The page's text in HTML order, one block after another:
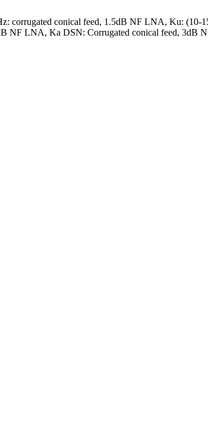
conical feed, 1.5dB NF LNA, Ku: (10-
NF LNA, Ka DSN: Corrugated conical feed, 3dB